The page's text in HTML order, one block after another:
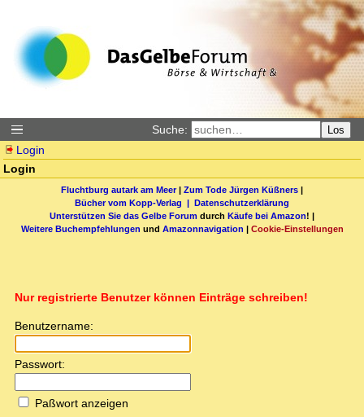
Suche: Los
Login
Login
Fluchtburg autark am Meer| Zum Tode Jürgen Küßners |
Bücher vom Kopp-Verlag | Datenschutzerklärung
Unterstützen Sie das Gelbe Forum durch Käufe bei Amazon! |
Weitere Buchempfehlungen und Amazonnavigation | Cookie-Einstellungen
Nur registrierte Benutzer können Einträge schreiben!
Benutzername:
Passwort:
Paßwort anzeigen